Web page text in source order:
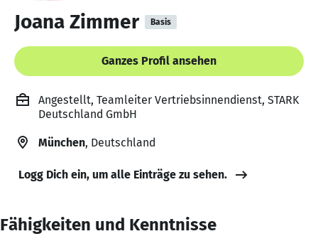
Joana Zimmer Basis
Ganzes Profil ansehen
Angestellt, Teamleiter Vertriebsinnendienst, STARK
Deutschland GmbH
München, Deutschland
Logg Dich ein, um alle Einträge zu sehen.
Fähigkeiten und Kenntnisse